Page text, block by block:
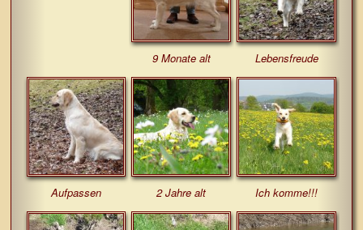
9 Monate alt Lebensfreude
Aufpassen 2 Jahre alt Ich komme!!!